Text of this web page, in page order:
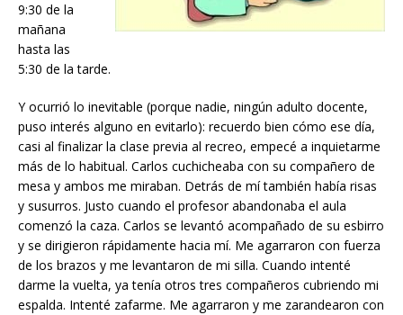
9:30 de la
mañana
hasta las
5:30 de la tarde.
Y ocurrió lo inevitable (porque nadie, ningún adulto docente,
puso interés alguno en evitarlo): recuerdo bien cómo ese día,
casi al finalizar la clase previa al recreo, empecé a inquietarme
más de lo habitual. Carlos cuchicheaba con su compañero de
mesa y ambos me miraban. Detrás de mí también había risas
y susurros. Justo cuando el profesor abandonaba el aula
comenzó la caza. Carlos se levantó acompañado de su esbirro
y se dirigieron rápidamente hacia mí. Me agarraron con fuerza
de los brazos y me levantaron de mi silla. Cuando intenté
darme la vuelta, ya tenía otros tres compañeros cubriendo mi
espalda. Intenté zafarme. Me agarraron y me zarandearon con